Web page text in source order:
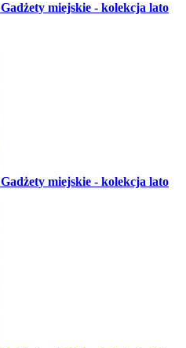
Gadżety miejskie - kolekcja lato
Gadżety miejskie - kolekcja lato